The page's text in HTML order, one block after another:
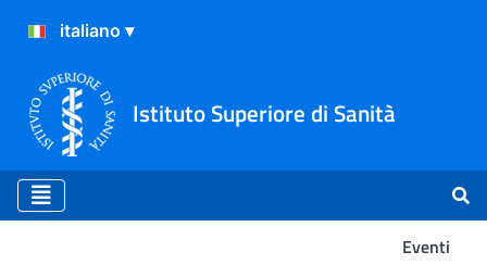
Istituto Superiore di Sanità
Eventi